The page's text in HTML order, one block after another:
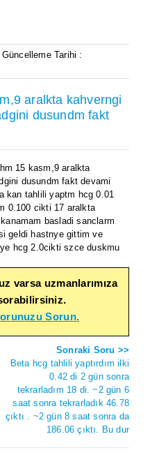
Tarihi :
aralkta kahverngi
dusundm fakt
15 kasm,9 aralkta
dusundm fakt devami
kan tahlili yaptm hcg 0.01
0.100 cikti 17 aralkta
basladi sanclarm
geldi hastnye gittim ve
hcg 2.0cikti szce duskmu
varsa uzmanlarımıza
Sorun.
Sonraki Soru >>
Beta hcg tahlili yaptırdım ilki
0.42 di 2 gün sonra
tekrarladım 18 di. ~2 gün 6
saat sonra tekrarladık 46.78
çıktı . ~2 gün 8 saat sonra da
186.06 çıktı. Bu dur